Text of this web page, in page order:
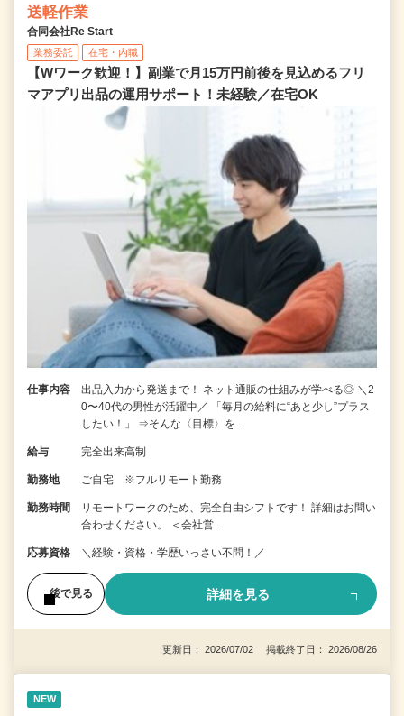
送軽作業
合同会社Re Start
業務委託 在宅・内職
【Wワーク歓迎！】副業で月15万円前後を見込めるフリ
マアプリ出品の運用サポート！未経験／在宅OK
仕事内容
出品入力から発送まで！ ネット通販の仕組みが学べる◎ ＼2
0〜40代の男性が活躍中／ 「毎月の給料に“あと少し”プラス
したい！」 ⇒そんな〈目標〉を…
給与 完全出来高制
勤務地 ご自宅 ※フルリモート勤務
勤務時間
リモートワークのため、完全自由シフトです！ 詳細はお問い
合わせください。 ＜会社営…
応募資格 ＼経験・資格・学歴いっさい不問！／
後で見る 詳細を見る
更新日： 2026/07/02 掲載終了日： 2026/08/26
NEW